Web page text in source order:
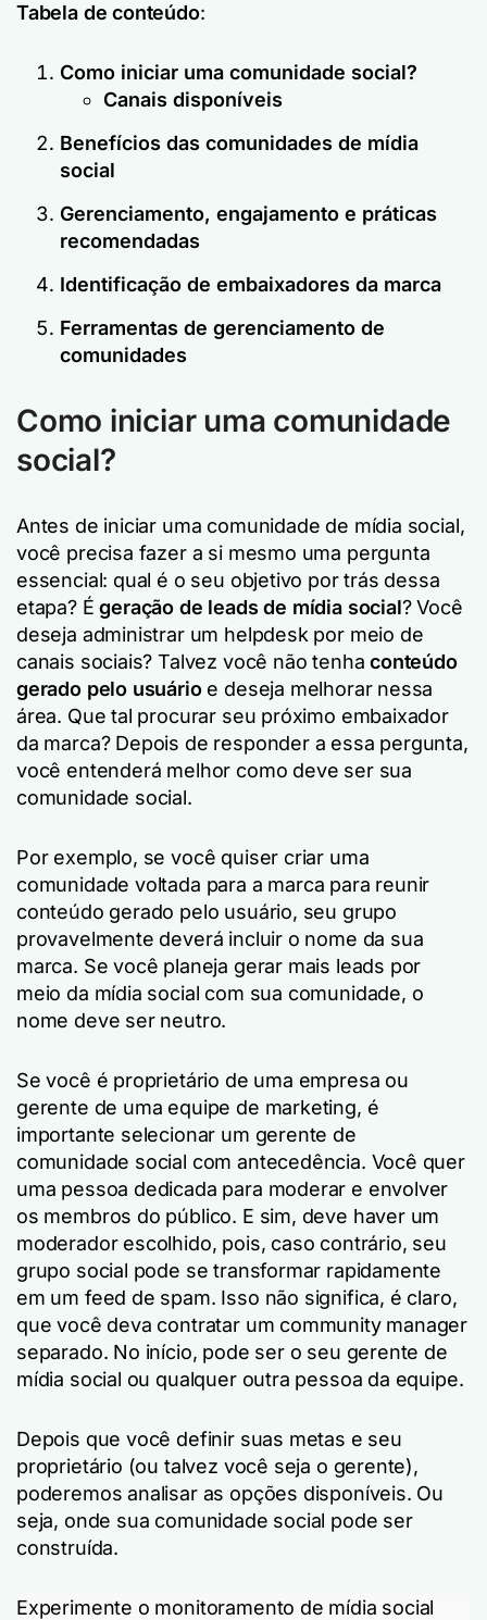
Tabela de conteúdo:
Como iniciar uma comunidade social?
Canais disponíveis
Benefícios das comunidades de mídia
social
Gerenciamento, engajamento e práticas
recomendadas
Identificação de embaixadores da marca
Ferramentas de gerenciamento de
comunidades
Como iniciar uma comunidade
social?
Antes de iniciar uma comunidade de mídia social,
você precisa fazer a si mesmo uma pergunta
essencial: qual é o seu objetivo por trás dessa
etapa? Égeração de leads de mídia social? Você
deseja administrar um helpdesk por meio de
canais sociais? Talvez você não tenhaconteúdo
gerado pelo usuárioe deseja melhorar nessa
área. Que tal procurar seu próximo embaixador
da marca? Depois de responder a essa pergunta,
você entenderá melhor como deve ser sua
comunidade social.
Por exemplo, se você quiser criar uma
comunidade voltada para a marca para reunir
conteúdo gerado pelo usuário, seu grupo
provavelmente deverá incluir o nome da sua
marca. Se você planeja gerar mais leads por
meio da mídia social com sua comunidade, o
nome deve ser neutro.
Se você é proprietário de uma empresa ou
gerente de uma equipe de marketing, é
importante selecionar um gerente de
comunidade social com antecedência. Você quer
uma pessoa dedicada para moderar e envolver
os membros do público. E sim, deve haver um
moderador escolhido, pois, caso contrário, seu
grupo social pode se transformar rapidamente
em um feed de spam. Isso não significa, é claro,
que você deva contratar um community manager
separado. No início, pode ser o seu gerente de
mídia social ou qualquer outra pessoa da equipe.
Depois que você definir suas metas e seu
proprietário (ou talvez você seja o gerente),
poderemos analisar as opções disponíveis. Ou
seja, onde sua comunidade social pode ser
construída.
Experimente o monitoramento de mídia social